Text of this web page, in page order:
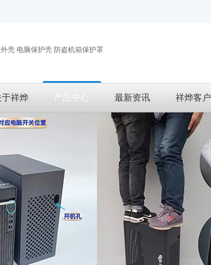
于祥烨 产品中心 最新资讯 祥烨客户